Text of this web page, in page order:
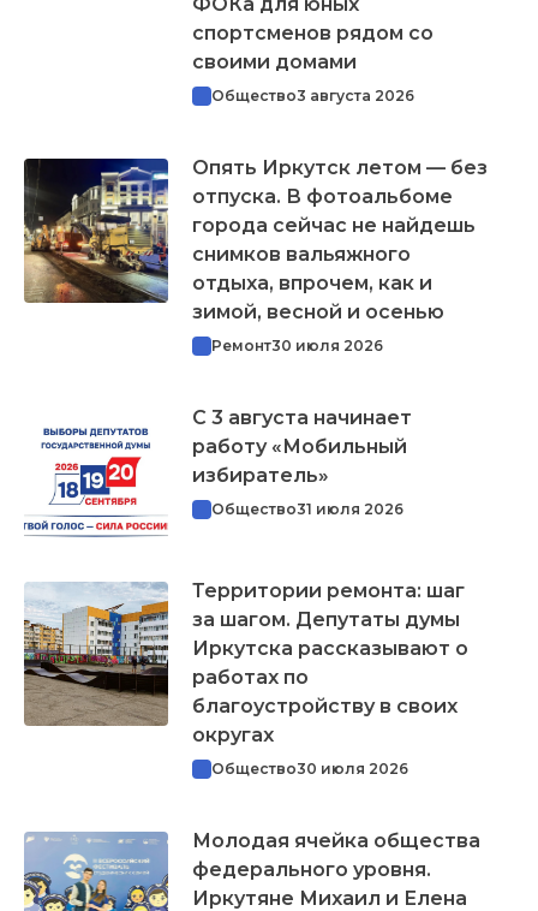
спортсменов рядом со
своими домами
Общество3 августа 2026
Опять Иркутск летом — без
отпуска. В фотоальбоме
города сейчас не найдешь
снимков вальяжного
отдыха, впрочем, как и
зимой, весной и осенью
Ремонт30 июля 2026
С 3 августа начинает
работу «Мобильный
избиратель»
Общество31 июля 2026
Территории ремонта: шаг
за шагом. Депутаты думы
Иркутска рассказывают о
работах по
благоустройству в своих
округах
Общество30 июля 2026
Молодая ячейка общества
федерального уровня.
Иркутяне Михаил и Елена